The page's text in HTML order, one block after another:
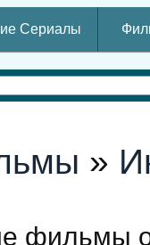
Сериалы
»
фильмы